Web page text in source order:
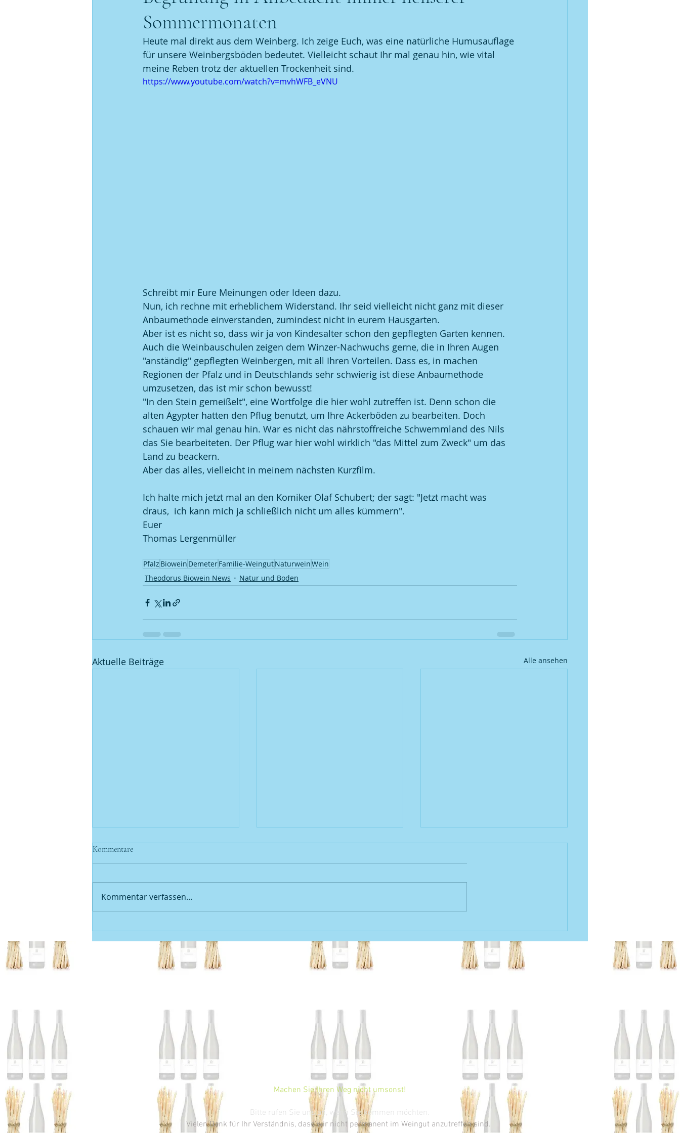
Sommermonaten
Heute mal direkt aus dem Weinberg. Ich zeige Euch, was eine natürliche Humusauflage
für unsere Weinbergsböden bedeutet. Vielleicht schaut Ihr mal genau hin, wie vital
meine Reben trotz der aktuellen Trockenheit sind.
https://www.youtube.com/watch?v=mvhWFB_eVNU
Schreibt mir Eure Meinungen oder Ideen dazu.
Nun, ich rechne mit erheblichem Widerstand. Ihr seid vielleicht nicht ganz mit dieser
Anbaumethode einverstanden, zumindest nicht in eurem Hausgarten.
Aber ist es nicht so, dass wir ja von Kindesalter schon den gepflegten Garten kennen.
Auch die Weinbauschulen zeigen dem Winzer-Nachwuchs gerne, die in Ihren Augen
"anständig" gepflegten Weinbergen, mit all Ihren Vorteilen. Dass es, in machen
Regionen der Pfalz und in Deutschlands sehr schwierig ist diese Anbaumethode
umzusetzen, das ist mir schon bewusst!
"In den Stein gemeißelt", eine Wortfolge die hier wohl zutreffen ist. Denn schon die
alten Ägypter hatten den Pflug benutzt, um Ihre Ackerböden zu bearbeiten. Doch
schauen wir mal genau hin. War es nicht das nährstoffreiche Schwemmland des Nils
das Sie bearbeiteten. Der Pflug war hier wohl wirklich "das Mittel zum Zweck" um das
Land zu beackern.
Aber das alles, vielleicht in meinem nächsten Kurzfilm.
Ich halte mich jetzt mal an den Komiker Olaf Schubert; der sagt: "Jetzt macht was
draus,  ich kann mich ja schließlich nicht um alles kümmern".
Euer
Thomas Lergenmüller
Pfalz Biowein DemeterFamilie-WeingutNaturweinWein
Theodorus Biowein News
Natur und Boden
Aktuelle Beiträge Alle ansehen
.....über die wissenschaftliche
Erforschung mystischer Weine
der Sauvignon Blanc | Käse und
Wein Veranstaltung am 22.
November 2024
Kommentare
Kommentar verfassen...
Machen Sie Ihren Weg nicht umsonst!
Bitte rufen Sie uns an, wenn Sie kommen möchten.
Vielen Dank für Ihr Verständnis, dass wir nicht permanent im Weingut anzutreffen sind.